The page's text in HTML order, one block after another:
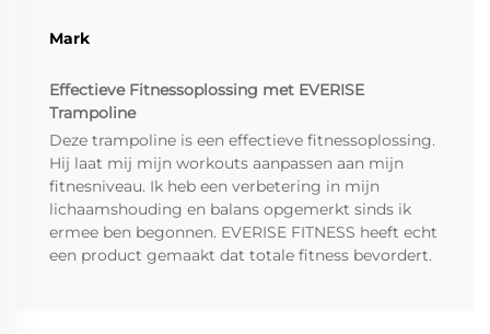
Mark
Effectieve Fitnessoplossing met EVERISE
Trampoline
Deze trampoline is een effectieve fitnessoplossing.
Hij laat mij mijn workouts aanpassen aan mijn
fitnesniveau. Ik heb een verbetering in mijn
lichaamshouding en balans opgemerkt sinds ik
ermee ben begonnen. EVERISE FITNESS heeft echt
een product gemaakt dat totale fitness bevordert.